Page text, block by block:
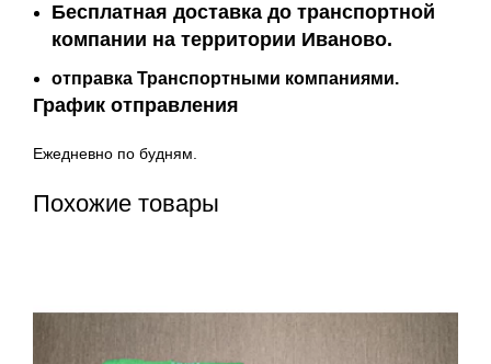
Бесплатная доставка до транспортной
компании на территории Иваново.
отправка Транспортными компаниями.
График отправления
Ежедневно по будням.
Похожие товары